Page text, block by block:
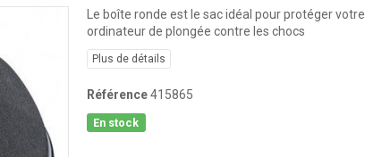
Le boîte ronde est le sac idéal pour protéger votre
ordinateur de plongée contre les chocs
Plus de détails
Référence 415865
En stock